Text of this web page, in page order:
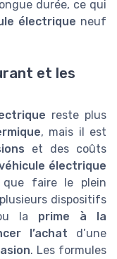
longue durée, ce qui
électrique neuf
et les
reste plus
, mais il est
et des coûts
électrique
que faire le plein
dispositifs
la prime à la
l’achat d’une
. Les formules